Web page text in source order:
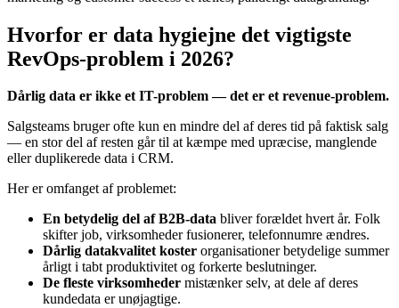
Hvorfor er data hygiejne det vigtigste
RevOps-problem i 2026?
Dårlig data er ikke et IT-problem — det er et revenue-problem.
Salgsteams bruger ofte kun en mindre del af deres tid på faktisk salg
— en stor del af resten går til at kæmpe med upræcise, manglende
eller duplikerede data i CRM.
Her er omfanget af problemet:
En betydelig del af B2B-data bliver forældet hvert år. Folk
skifter job, virksomheder fusionerer, telefonnumre ændres.
Dårlig datakvalitet koster organisationer betydelige summer
årligt i tabt produktivitet og forkerte beslutninger.
De fleste virksomheder mistænker selv, at dele af deres
kundedata er unøjagtige.